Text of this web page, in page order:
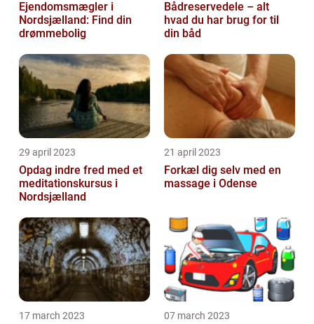
Ejendomsmægler i
Nordsjælland: Find din
drømmebolig
Bådreservedele – alt
hvad du har brug for til
din båd
29 april 2023
Opdag indre fred med et
meditationskursus i
Nordsjælland
21 april 2023
Forkæl dig selv med en
massage i Odense
17 march 2023 07 march 2023